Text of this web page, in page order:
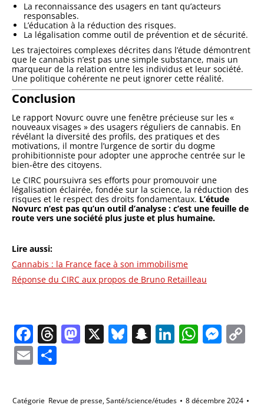
La reconnaissance des usagers en tant qu’acteurs
responsables.
L’éducation à la réduction des risques.
La légalisation comme outil de prévention et de sécurité.
Les trajectoires complexes décrites dans l’étude démontrent
que le cannabis n’est pas une simple substance, mais un
marqueur de la relation entre les individus et leur société.
Une politique cohérente ne peut ignorer cette réalité.
Conclusion
Le rapport Novurc ouvre une fenêtre précieuse sur les «
nouveaux visages » des usagers réguliers de cannabis. En
révélant la diversité des profils, des pratiques et des
motivations, il montre l’urgence de sortir du dogme
prohibitionniste pour adopter une approche centrée sur le
bien-être des citoyens.
Le CIRC poursuivra ses efforts pour promouvoir une
légalisation éclairée, fondée sur la science, la réduction des
risques et le respect des droits fondamentaux. L’étude
Novurc n’est pas qu’un outil d’analyse : c’est une feuille de
route vers une société plus juste et plus humaine.
Lire aussi:
Cannabis : la France face à son immobilisme
Réponse du CIRC aux propos de Bruno Retailleau
Facebook
Threads
Mastodon
X Bluesky
Snapchat
LinkedIn
Email
Catégorie Revue de presse,Santé/science/études 8 décembre 2024